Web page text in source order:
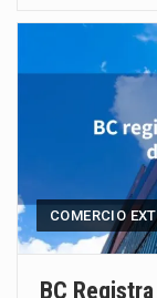
COMERCIO
BC